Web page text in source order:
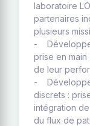
laboratoire
partenaires
plusieurs
-
prise en
de leur
-
discrets :
intégration
du flux de